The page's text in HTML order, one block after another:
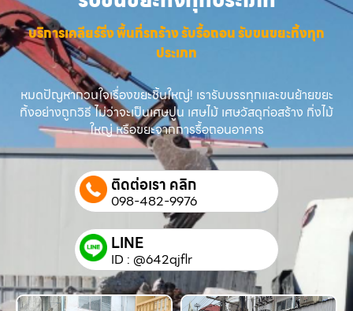
บริการเคลียร์ริ่ง พื้นที่รกร้าง รับรื้อถอน รับขนขยะทิ้งทุก
ประเภท
หมดปัญหากวนใจเรื่องขยะชิ้นใหญ่! เรารับบรรทุกและขนย้ายขยะ
ทิ้งอย่างถูกวิธี ไม่ว่าจะเป็นเศษปูน เศษไม้ เศษวัสดุก่อสร้าง กิ่งไม้
ใหญ่ หรือขยะจากการรื้อถอนอาคาร
ติดต่อเรา คลิก
098-482-9976
LINE
ID : @642qjflr